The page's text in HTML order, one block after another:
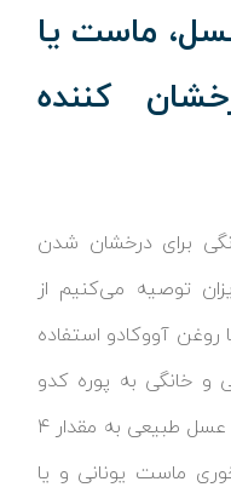
ماست یا
کننده
برای درخشان شدن
توصیه می‌کنیم از
آووکادو استفاده
و خانگی به پوره کدو
حلوایی به مقدار ۴ قاشق غذاخوری، عسل طبیعی به مقدار ۴
ماست یونانی و یا